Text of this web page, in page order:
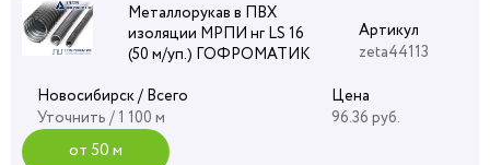
Металлорукав в ПВХ
изоляции МРПИ нг LS 16
(50 м/уп.) ГОФРОМАТИК
Артикул
zeta44113
Новосибирск / Всего
Уточнить / 1 100 м
Цена
96.36 руб.
от 50 м